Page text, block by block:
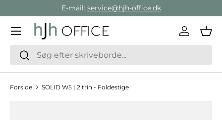
Gå direkte til indholdet
E-mail: service@hjh-office.dk
SøgSøg
Log ind
Menu
Forside SOLID W5 | 2 trin - Foldestige